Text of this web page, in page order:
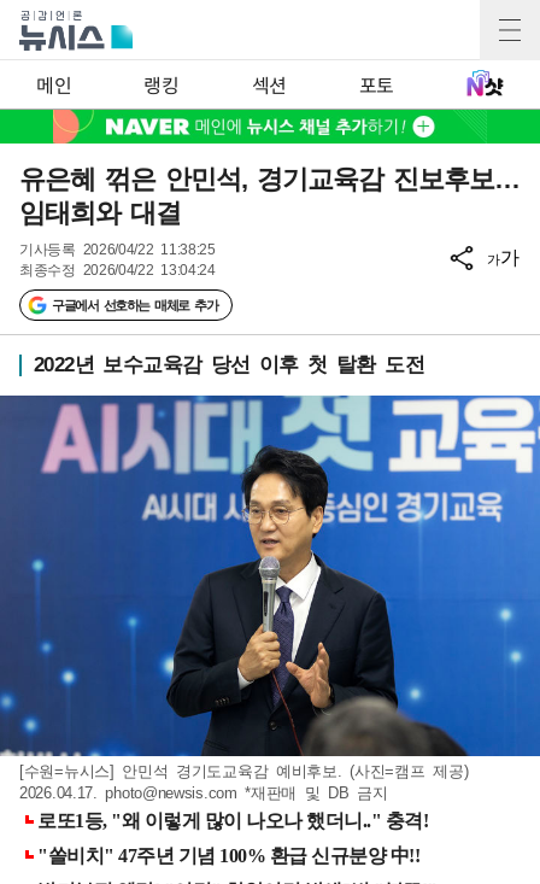
메인 랭킹 섹션 포토
유은혜 꺾은 안민석, 경기교육감 진보후보…
임태희와 대결
기사등록 2026/04/22 11:38:25
최종수정 2026/04/22 13:04:24
구글에서 선호하는 매체로 추가
가가
2022년 보수교육감 당선 이후 첫 탈환 도전
[수원=뉴시스] 안민석 경기도교육감 예비후보. (사진=캠프 제공)
2026.04.17.photo@newsis.com *재판매 및 DB 금지